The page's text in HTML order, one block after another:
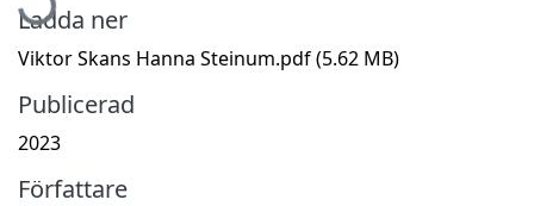
Ladda ner
Viktor Skans Hanna Steinum.pdf(5.62 MB)
Publicerad
2023
Författare